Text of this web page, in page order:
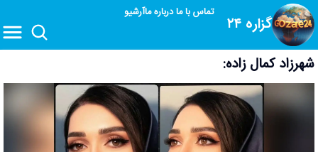
گزاره ۲۴
تماس با مادرباره ماآرشیو
شهرزاد کمال زاده: